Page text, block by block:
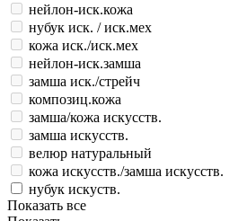
нейлон-иск.кожа
нубук иск. / иск.мех
кожа иск./иск.мех
нейлон-иск.замша
замша иск./стрейч
композиц.кожа
замша/кожа искусств.
замша искусств.
велюр натуральный
кожа искусств./замша искусств.
нубук искуств.
Показать все